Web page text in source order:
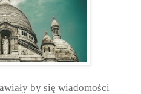
by się wiadomości